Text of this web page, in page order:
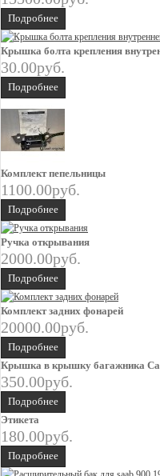
Подробнее
Крышка болта крепления
30.00руб.
Подробнее
Комплект пепельницы
1100.00руб.
Подробнее
Ручка открывания
2000.00руб.
Подробнее
Комплект задних фонарей
20000.00руб.
Подробнее
Крышка в крышку багажника
350.00руб.
Подробнее
Этикета
180.00руб.
Подробнее